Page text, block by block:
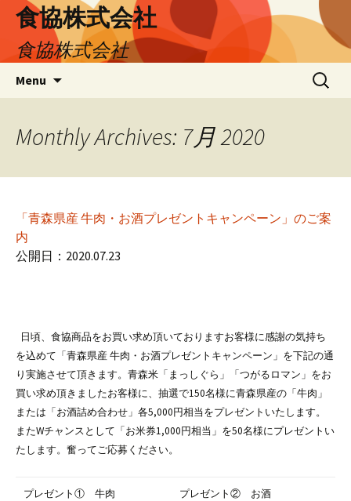
食協株式会社
食協株式会社
Menu
検
索:
Monthly Archives: 7月 2020
「青森県産 牛肉・お酒プレゼントキャンペーン」のご案
内
公開日：2020.07.23
日頃、食協商品をお買い求め頂いておりますお客様に感謝の気持ち
を込めて「青森県産 牛肉・お酒プレゼントキャンペーン」を下記の通
り実施させて頂きます。青森米「まっしぐら」「つがるロマン」をお
買い求め頂きましたお客様に、抽選で150名様に青森県産の「牛肉」
または「お酒詰め合わせ」各5,000円相当をプレゼントいたします。
またWチャンスとして「お米券1,000円相当」を50名様にプレゼントい
たします。奮ってご応募ください。
プレゼント① 牛肉 プレゼント② お酒